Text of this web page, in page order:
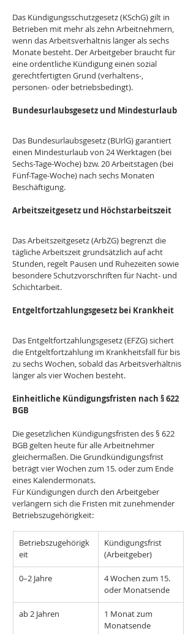
Das Kündigungsschutzgesetz (KSchG) gilt in
Betrieben mit mehr als zehn Arbeitnehmern,
wenn das Arbeitsverhältnis länger als sechs
Monate besteht. Der Arbeitgeber braucht für
eine ordentliche Kündigung einen sozial
gerechtfertigten Grund (verhaltens-,
personen- oder betriebsbedingt).
Bundesurlaubsgesetz und Mindesturlaub
Das Bundesurlaubsgesetz (BUrlG) garantiert
einen Mindesturlaub von 24 Werktagen (bei
Sechs-Tage-Woche) bzw. 20 Arbeitstagen (bei
Fünf-Tage-Woche) nach sechs Monaten
Beschäftigung.
Arbeitszeitgesetz und Höchstarbeitszeit
Das Arbeitszeitgesetz (ArbZG) begrenzt die
tägliche Arbeitszeit grundsätzlich auf acht
Stunden, regelt Pausen und Ruhezeiten sowie
besondere Schutzvorschriften für Nacht- und
Schichtarbeit.
Entgeltfortzahlungsgesetz bei Krankheit
Das Entgeltfortzahlungsgesetz (EFZG) sichert
die Entgeltfortzahlung im Krankheitsfall für bis
zu sechs Wochen, sobald das Arbeitsverhältnis
länger als vier Wochen besteht.
Einheitliche Kündigungsfristen nach § 622
BGB
Die gesetzlichen Kündigungsfristen des § 622
BGB gelten heute für alle Arbeitnehmer
gleichermaßen. Die Grundkündigungsfrist
beträgt vier Wochen zum 15. oder zum Ende
eines Kalendermonats.
Für Kündigungen durch den Arbeitgeber
verlängern sich die Fristen mit zunehmender
Betriebszugehörigkeit:
Betriebszugehörigk
eit
Kündigungsfrist
(Arbeitgeber)
0–2 Jahre
4 Wochen zum 15.
oder Monatsende
ab 2 Jahren
1 Monat zum
Monatsende